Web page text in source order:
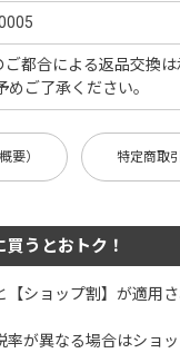
ご都合による返品交換
めご了承ください。
要） 特定商取
買うとおトク！
【ショップ割】が適用
が異なる場合はショ